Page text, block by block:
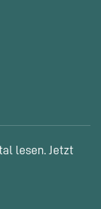
lesen. Jetzt